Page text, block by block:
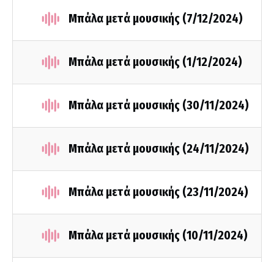
Μπάλα μετά μουσικής (7/12/2024)
Μπάλα μετά μουσικής (1/12/2024)
Μπάλα μετά μουσικής (30/11/2024)
Μπάλα μετά μουσικής (24/11/2024)
Μπάλα μετά μουσικής (23/11/2024)
Μπάλα μετά μουσικής (10/11/2024)